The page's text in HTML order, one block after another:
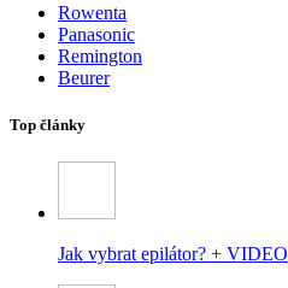
Rowenta
Panasonic
Remington
Beurer
Top články
Jak vybrat epilátor? + VIDEO